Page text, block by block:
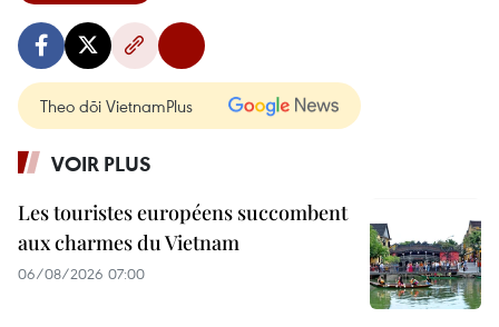
Theo dõi VietnamPlus
VOIR PLUS
Les touristes européens succombent
aux charmes du Vietnam
06/08/2026 07:00